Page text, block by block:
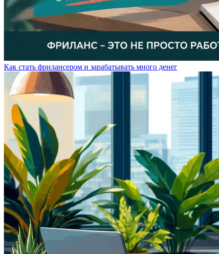
Как стать фрилансером и зарабатывать много денег